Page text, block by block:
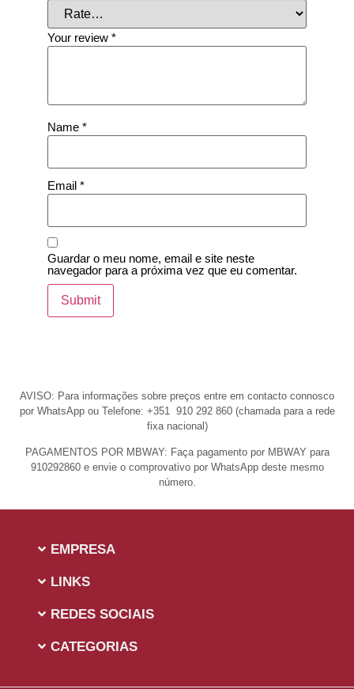
Your review *
Name *
Email *
Guardar o meu nome, email e site neste
navegador para a próxima vez que eu comentar.
AVISO: Para informações sobre preços entre em contacto connosco
por WhatsApp ou Telefone: +351 910 292 860 (chamada para a rede
fixa nacional)
PAGAMENTOS POR MBWAY: Faça pagamento por MBWAY para
910292860 e envie o comprovativo por WhatsApp deste mesmo
número.
EMPRESA
LINKS
REDES SOCIAIS
CATEGORIAS